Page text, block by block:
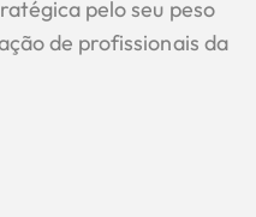
pelo seu peso
de profissionais da